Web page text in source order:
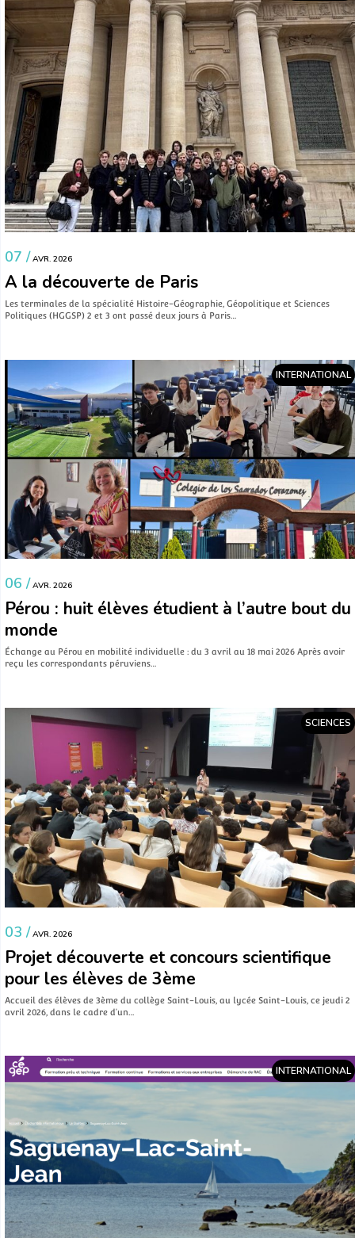
07 / AVR. 2026
A la découverte de Paris
Les terminales de la spécialité Histoire-Géographie, Géopolitique et Sciences
Politiques (HGGSP) 2 et 3 ont passé deux jours à Paris…
INTERNATIONAL
06 / AVR. 2026
Pérou : huit élèves étudient à l’autre bout du
monde
Échange au Pérou en mobilité individuelle : du 3 avril au 18 mai 2026 Après avoir
reçu les correspondants péruviens…
SCIENCES
03 / AVR. 2026
Projet découverte et concours scientifique
pour les élèves de 3ème
Accueil des élèves de 3ème du collège Saint-Louis, au lycée Saint-Louis, ce jeudi 2
avril 2026, dans le cadre d’un…
INTERNATIONAL